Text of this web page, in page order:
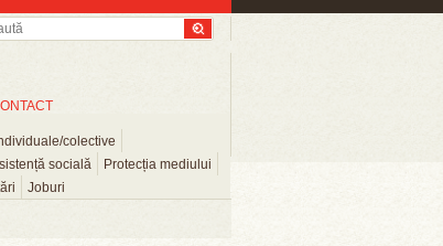
colective
socială
Protecția mediului
Joburi